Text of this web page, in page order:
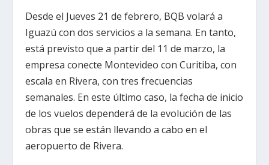
Desde el Jueves 21 de febrero, BQB volará a
Iguazú con dos servicios a la semana. En tanto,
está previsto que a partir del 11 de marzo, la
empresa conecte Montevideo con Curitiba, con
escala en Rivera, con tres frecuencias
semanales. En este último caso, la fecha de inicio
de los vuelos dependerá de la evolución de las
obras que se están llevando a cabo en el
aeropuerto de Rivera.